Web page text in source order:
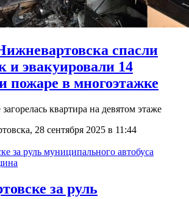
спасли
и эвакуировали 14
пожаре в многоэтажке
квартира на девятом этаже
28 сентября 2025 в 11:44
за руль